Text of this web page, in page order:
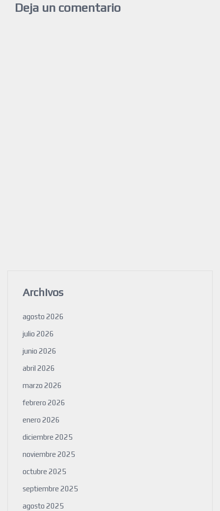
Deja un comentario
Archivos
agosto 2026
julio 2026
junio 2026
abril 2026
marzo 2026
febrero 2026
enero 2026
diciembre 2025
noviembre 2025
octubre 2025
septiembre 2025
agosto 2025